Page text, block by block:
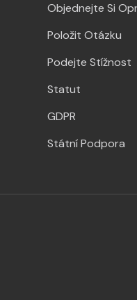
Objednejte Si
Položit Otázku
Podejte Stížnost
Statut
GDPR
Státní Podpora